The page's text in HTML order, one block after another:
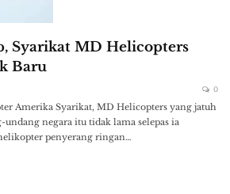
Syarikat MD Helicopters
Baru
0
Amerika Syarikat, MD Helicopters yang jatuh
negara itu tidak lama selepas ia
penyerang ringan…